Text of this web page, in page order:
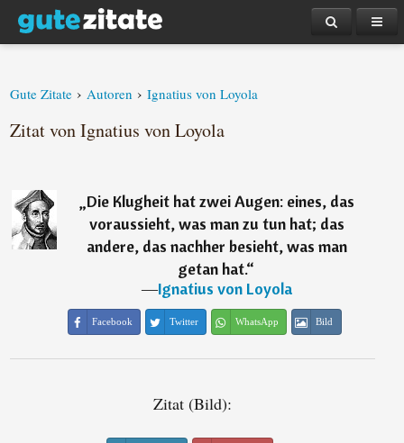
Gute Zitate › Autoren › Ignatius von Loyola
Zitat von Ignatius von Loyola
„Die Klugheit hat zwei Augen: eines, das
voraussieht, was man zu tun hat; das
andere, das nachher besieht, was man
getan hat.“
―Ignatius von Loyola
Facebook Twitter WhatsApp Bild
Zitat (Bild):